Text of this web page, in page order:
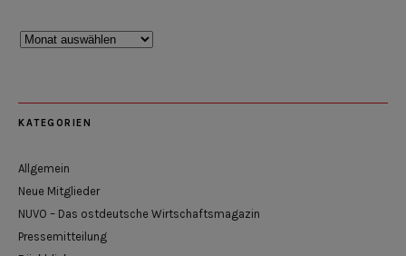
Rückblick
KATEGORIEN
Allgemein
Neue Mitglieder
NUVO – Das ostdeutsche Wirtschaftsmagazin
Pressemitteilung